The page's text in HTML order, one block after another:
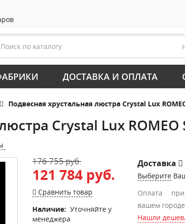
ДОСТАВКА И ОПЛАТА
Подвесная хрустальная люстра Crystal Lux
Crystal Lux ROMEO
176 755 руб.
121 784 руб.
Сравнить товар
Наличие: Уточняйте у
менеджера
Доставка
Выберите
Оплата
вашем
Нашли